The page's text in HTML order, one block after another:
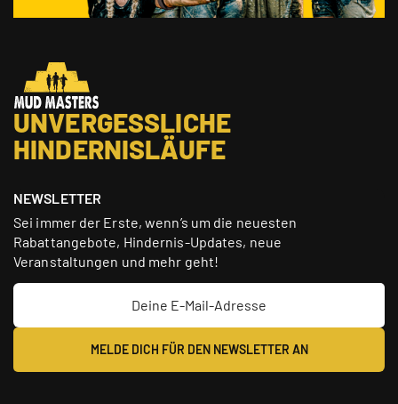
UNVERGESSLICHE
HINDERNISLÄUFE
NEWSLETTER
Sei immer der Erste, wenn’s um die neuesten
Rabattangebote, Hindernis-Updates, neue
Veranstaltungen und mehr geht!